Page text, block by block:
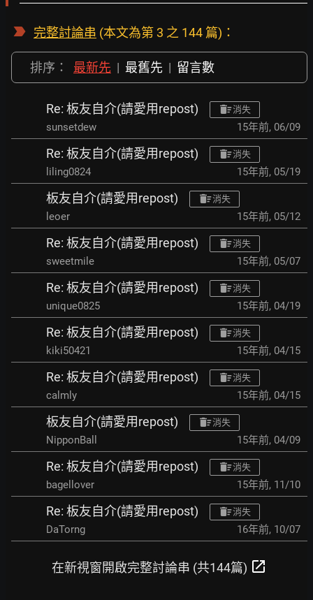
完整討論串 (本文為第 3 之 144 篇)：
排序： 最新先 | 最舊先 | 留言數
Re: 板友自介(請愛用repost) 消失
sunsetdew 15年前, 06/09
Re: 板友自介(請愛用repost) 消失
liling0824 15年前, 05/19
板友自介(請愛用repost) 消失
leoer 15年前, 05/12
Re: 板友自介(請愛用repost) 消失
sweetmile 15年前, 05/07
Re: 板友自介(請愛用repost) 消失
unique0825 15年前, 04/19
Re: 板友自介(請愛用repost) 消失
kiki50421 15年前, 04/15
Re: 板友自介(請愛用repost) 消失
calmly 15年前, 04/15
板友自介(請愛用repost) 消失
NipponBall 15年前, 04/09
Re: 板友自介(請愛用repost) 消失
bagellover 15年前, 11/10
Re: 板友自介(請愛用repost) 消失
DaTorng 16年前, 10/07
在新視窗開啟完整討論串 (共144篇) open_in_new